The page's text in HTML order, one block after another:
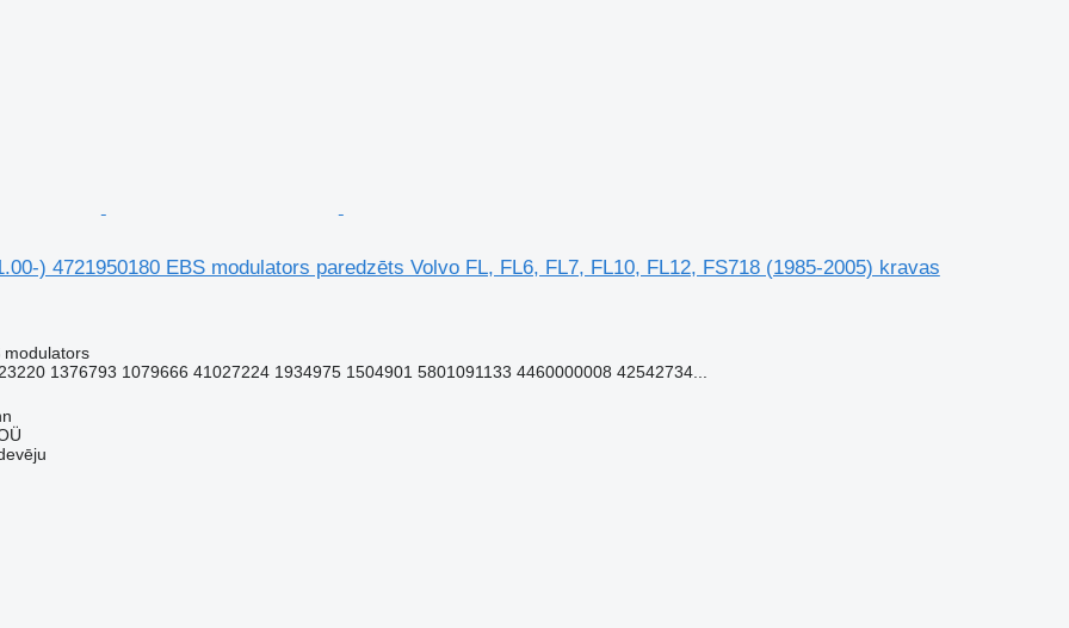
) 4721950180 EBS modulators paredzēts Volvo FL, FL6, FL7, FL10, FL12, FS718 (1985-2005) kravas
modulators
1376793 1079666 41027224 1934975 1504901 5801091133 4460000008 42542734...